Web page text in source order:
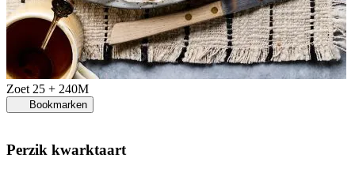
Zoet 25 + 240M
Bookmarken
Perzik kwarktaart